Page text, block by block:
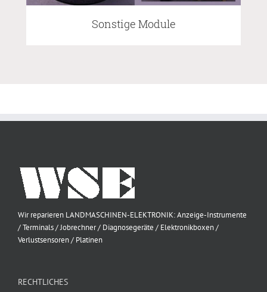
Sonstige Module
Wir reparieren LANDMASCHINEN-ELEKTRONIK: Anzeige-Instrumente
/ Terminals / Jobrechner / Diagnosegeräte / Elektronikboxen /
Verlustsensoren / Platinen
RECHTLICHES